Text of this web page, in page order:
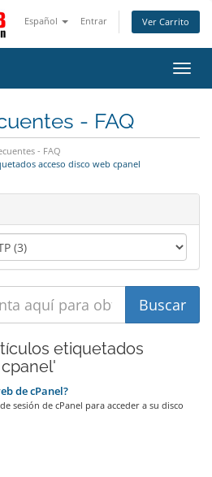
Español Entrar Ver Carrito
- FAQ
- FAQ
acceso disco web cpanel
etiquetados
de cPanel?
sesión de cPanel para acceder a su disco